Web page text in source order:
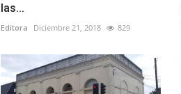
las...
Editora Diciembre 21, 2018 829